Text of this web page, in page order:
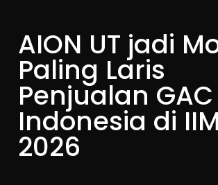
AION UT jadi
Paling Laris
Penjualan GAC
Indonesia di
2026